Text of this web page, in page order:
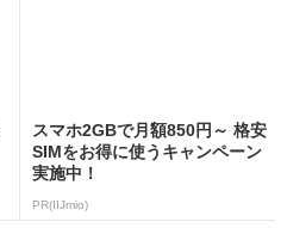
スマホ2GBで月額850円～ 格安
SIMをお得に使うキャンペーン
実施中！
PR(IIJmio)